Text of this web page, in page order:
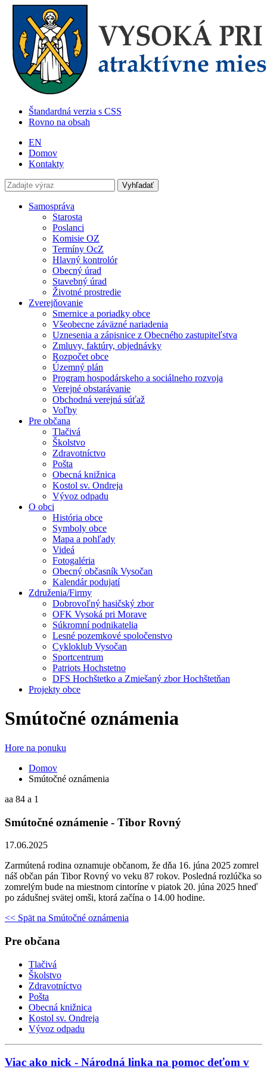
Štandardná verzia s CSS
Rovno na obsah
EN
Domov
Kontakty
Samospráva
Starosta
Poslanci
Komisie OZ
Termíny OcZ
Hlavný kontrolór
Obecný úrad
Stavebný úrad
Životné prostredie
Zverejňovanie
Smernice a poriadky obce
Všeobecne záväzné nariadenia
Uznesenia a zápisnice z Obecného zastupiteľstva
Zmluvy, faktúry, objednávky
Rozpočet obce
Územný plán
Program hospodárskeho a sociálneho rozvoja
Verejné obstarávanie
Obchodná verejná súťaž
Voľby
Pre občana
Tlačivá
Školstvo
Zdravotníctvo
Pošta
Obecná knižnica
Kostol sv. Ondreja
Vývoz odpadu
O obci
História obce
Symboly obce
Mapa a pohľady
Videá
Fotogaléria
Obecný občasník Vysočan
Kalendár podujatí
Združenia/Firmy
Dobrovoľný hasičský zbor
OFK Vysoká pri Morave
Súkromní podnikatelia
Lesné pozemkové spoločenstvo
Cykloklub Vysočan
Sportcentrum
Patriots Hochstetno
DFS Hochštetko a Zmiešaný zbor Hochštetňan
Projekty obce
Smútočné oznámenia
Hore na ponuku
Domov
Smútočné oznámenia
aa 84 a 1
Smútočné oznámenie - Tibor Rovný
17.06.2025
Zarmútená rodina oznamuje občanom, že dňa 16. júna 2025 zomrel
náš občan pán Tibor Rovný vo veku 87 rokov. Posledná rozlúčka so
zomrelým bude na miestnom cintoríne v piatok 20. júna 2025 hneď
po zádušnej svätej omši, ktorá začína o 14.00 hodine.
<< Spät na Smútočné oznámenia
Pre občana
Tlačivá
Školstvo
Zdravotníctvo
Pošta
Obecná knižnica
Kostol sv. Ondreja
Vývoz odpadu
Viac ako nick - Národná linka na pomoc deťom v